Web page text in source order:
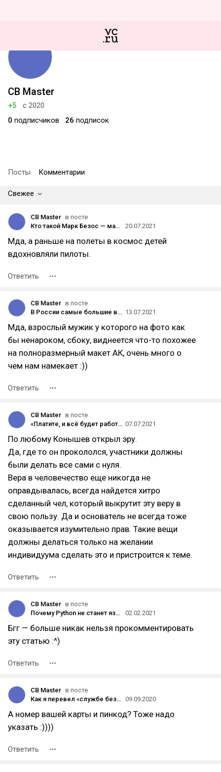
CB Master
+5
с 2020
0 подписчиков 26 подписок
Посты Комментарии
Свежее
CB Master в посте
Кто такой Марк Безос — маркетолог, волонтёр и брат основателя Amazon
20.07.2021
Мда, а раньше на полеты в космос детей
вдохновляли пилоты.
Ответить
CB Master в посте
В России самые большие в мире налоги? 13.07.2021
Мда, взрослый мужик у которого на фото как
бы ненароком, сбоку, виднеется что-то похожее
на полноразмерный макет АК, очень много о
чем нам намекает :))
Ответить
CB Master в посте
«Платите, и всё будет работать»: жители «Посёлка программистов» под Кировом уже два года живут в конфликте с основателем 07.07.2021
По любому Конышев открыл эру.
Да, где то он прокололся, участники должны
были делать все сами с нуля.
Вера в человечество еще никогда не
оправдывалась, всегда найдется хитро
сделанный чел, который выкрутит эту веру в
свою пользу. Да и основатель не всегда тоже
оказывается изумительно прав. Такие вещи
должны делаться только на желании
индивидуума сделать это и пристроится к теме.
Ответить
CB Master в посте
Почему Python не станет языком программирования будущего, даже если сейчас популярен
02.02.2021
Бгг — больше никак нельзя прокомментировать
эту статью :^)
Ответить
CB Master в посте
Как я перевел «службе безопасности Сбербанка» 105 тысяч рублей 09.09.2020
А номер вашей карты и пинкод? Тоже надо
указать :))))
Ответить